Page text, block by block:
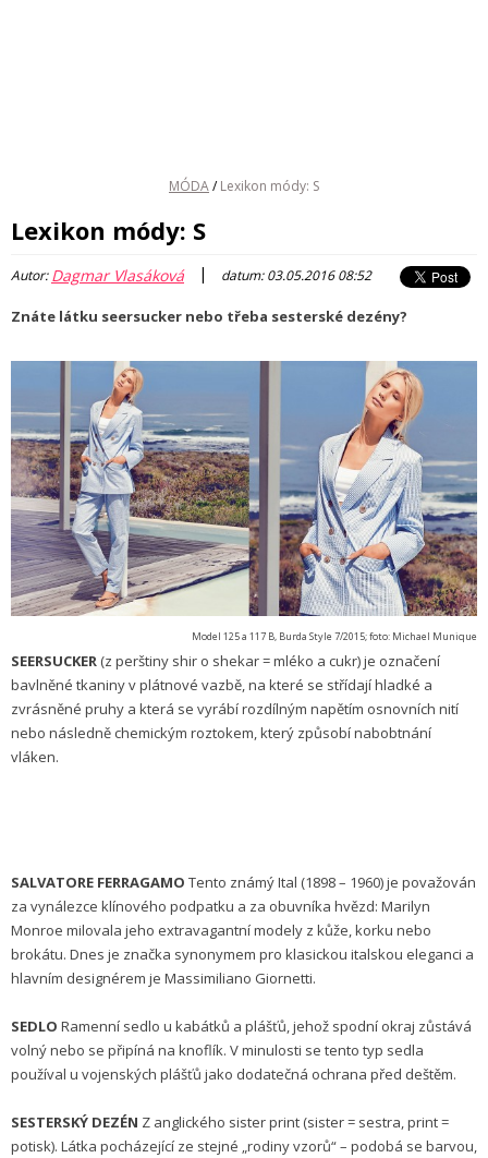
MÓDA/ Lexikon módy: S
Lexikon módy: S
Autor:Dagmar Vlasáková | datum: 03.05.2016 08:52
Znáte látku seersucker nebo třeba sesterské dezény?
Model 125 a 117 B, Burda Style 7/2015; foto: Michael Munique
SEERSUCKER (z perštiny shir o shekar = mléko a cukr) je označení
bavlněné tkaniny v plátnové vazbě, na které se střídají hladké a
zvrásněné pruhy a která se vyrábí rozdílným napětím osnovních nití
nebo následně chemickým roztokem, který způsobí nabobtnání
vláken.
SALVATORE FERRAGAMO Tento známý Ital (1898 – 1960) je považován
za vynálezce klínového podpatku a za obuvníka hvězd: Marilyn
Monroe milovala jeho extravagantní modely z kůže, korku nebo
brokátu. Dnes je značka synonymem pro klasickou italskou eleganci a
hlavním designérem je Massimiliano Giornetti.
SEDLO Ramenní sedlo u kabátků a plášťů, jehož spodní okraj zůstává
volný nebo se připíná na knoflík. V minulosti se tento typ sedla
používal u vojenských plášťů jako dodatečná ochrana před deštěm.
SESTERSKÝ DEZÉN Z anglického sister print (sister = sestra, print =
potisk). Látka pocházející ze stejné „rodiny vzorů“ – podobá se barvou,